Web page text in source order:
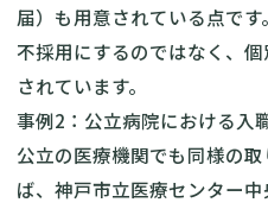
届）も用意されている点で
不採用にするのではなく、
されています。
事例2：公立病院における入
公立の医療機関でも同様の
ば、神戸市立医療センター